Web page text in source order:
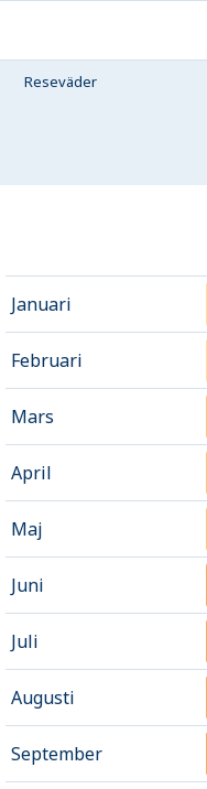
Reseväder
Januari
Februari
Mars
April
Maj
Juni
Juli
Augusti
September